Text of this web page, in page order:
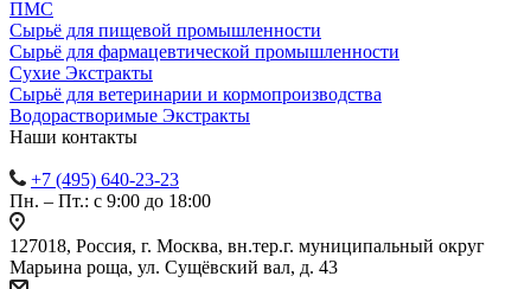
ПМС
Сырьё для пищевой промышленности
Сырьё для фармацевтической промышленности
Сухие Экстракты
Сырьё для ветеринарии и кормопроизводства
Водорастворимые Экстракты
Наши контакты
+7 (495) 640-23-23
Пн. – Пт.: с 9:00 до 18:00
127018, Россия, г. Москва, вн.тер.г. муниципальный округ
Марьина роща, ул. Сущёвский вал, д. 43